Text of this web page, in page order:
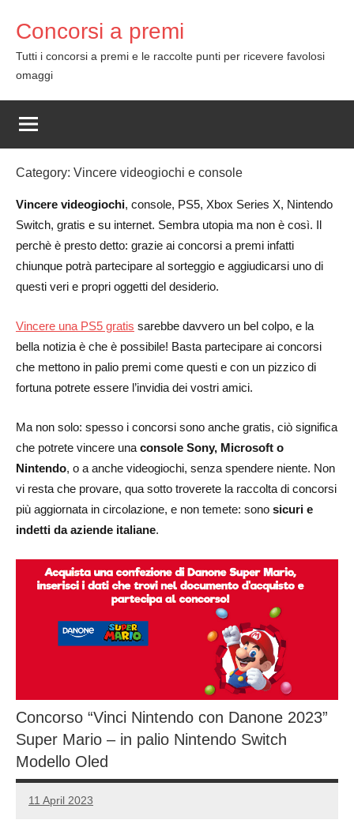
content
Concorsi a premi
Tutti i concorsi a premi e le raccolte punti per ricevere favolosi
omaggi
Category: Vincere videogiochi e console
Vincere videogiochi, console, PS5, Xbox Series X, Nintendo
Switch, gratis e su internet. Sembra utopia ma non è così. Il
perchè è presto detto: grazie ai concorsi a premi infatti
chiunque potrà partecipare al sorteggio e aggiudicarsi uno di
questi veri e propri oggetti del desiderio.
Vincere una PS5 gratis sarebbe davvero un bel colpo, e la
bella notizia è che è possibile! Basta partecipare ai concorsi
che mettono in palio premi come questi e con un pizzico di
fortuna potrete essere l’invidia dei vostri amici.
Ma non solo: spesso i concorsi sono anche gratis, ciò significa
che potrete vincere una console Sony, Microsoft o
Nintendo, o a anche videogiochi, senza spendere niente. Non
vi resta che provare, qua sotto troverete la raccolta di concorsi
più aggiornata in circolazione, e non temete: sono sicuri e
indetti da aziende italiane.
Concorso “Vinci Nintendo con Danone 2023”
Super Mario – in palio Nintendo Switch
Modello Oled
11 April 2023
Luca
No